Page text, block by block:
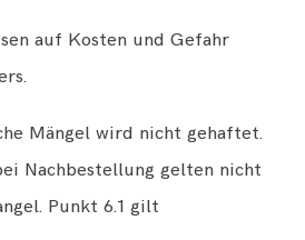
auf Kosten und Gefahr
Mängel wird nicht gehaftet.
Nachbestellung gelten nicht
Punkt 6.1 gilt